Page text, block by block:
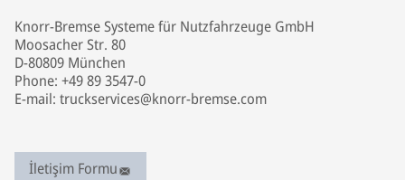
Knorr-Bremse Systeme für Nutzfahrzeuge GmbH
Moosacher Str. 80
D-80809 München
Phone: +49 89 3547-0
E-mail: truckservices@knorr-bremse.com
İletişim Formu